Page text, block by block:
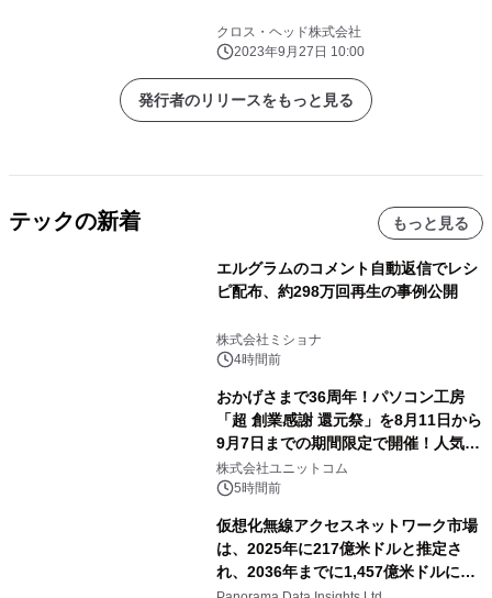
クロス・ヘッド株式会社
2023年9月27日 10:00
発行者のリリースをもっと見る
テックの新着 もっと見る
エルグラムのコメント自動返信でレシ
ピ配布、約298万回再生の事例公開
株式会社ミショナ
4時間前
おかげさまで36周年！パソコン工房
「超 創業感謝 還元祭」を8月11日から
9月7日までの期間限定で開催！人気の
ゲーミングPCや高性能ノートPCなど
対象iiyama PCのご購入で最大3万円分
株式会社ユニットコム
5時間前
仮想化無線アクセスネットワーク市場
は、2025年に217億米ドルと推定さ
れ、2036年までに1,457億米ドルに達